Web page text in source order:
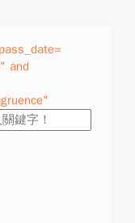
pass_date=
and